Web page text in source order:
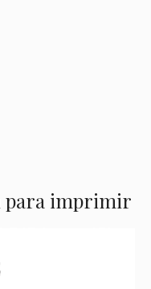
para imprimir